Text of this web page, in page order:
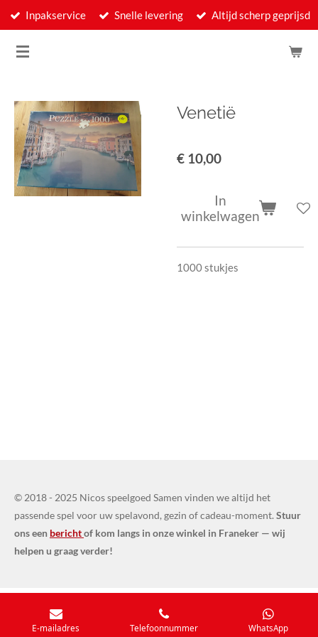
Ga
naar
Inpakservice Snelle levering Altijd scherp geprijsd
Venetië
€ 10,00
In
winkelwagen
1000 stukjes
© 2018 - 2025 Nicos speelgoed Samen vinden we altijd het
passende spel voor uw spelavond, gezin of cadeau-moment. Stuur
ons een berichtof kom langs in onze winkel in Franeker — wij
helpen u graag verder!
E-mailadres Telefoonnummer WhatsApp